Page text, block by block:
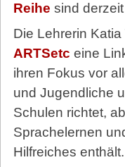
Reihe sind
Die Lehrerin
ARTSetc eine
ihren Fokus vor
und Jugendliche
Schulen richtet,
Sprachelernen
Hilfreiches enthält.